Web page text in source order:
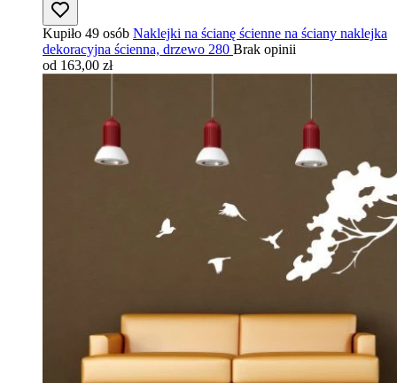
Kupiło 49 osób Naklejki na ścianę ścienne na ściany naklejka
dekoracyjna ścienna, drzewo 280 Brak opinii
od 163,00 zł